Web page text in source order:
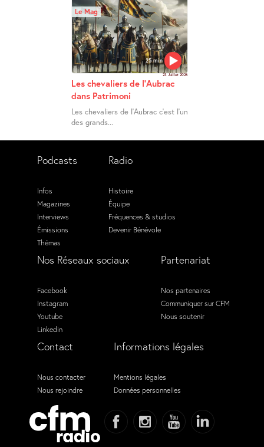
25 min
Le Mag
23 Juillet 2026
Les chevaliers de l’Aubrac
dans Patrimoni
Les chevaliers de l’Aubrac c’est l’un
des grands...
Podcasts
Infos
Magazines
Interviews
Émissions
Thémas
Radio
Histoire
Équipe
Fréquences & studios
Devenir Bénévole
Nos Réseaux sociaux
Facebook
Instagram
Youtube
Linkedin
Partenariat
Nos partenaires
Communiquer sur CFM
Nous soutenir
Contact
Nous contacter
Nous rejoindre
Informations légales
Mentions légales
Données personnelles